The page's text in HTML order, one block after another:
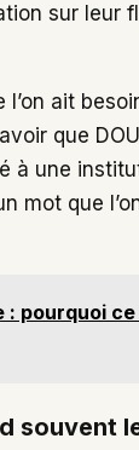
sur leur
ait
que
à une
mot que
: pourquoi
souvent